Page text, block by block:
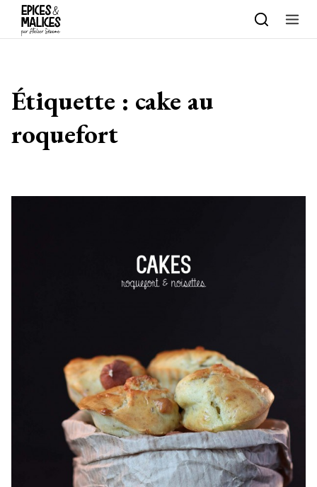
Skip to content
Étiquette : cake au
roquefort